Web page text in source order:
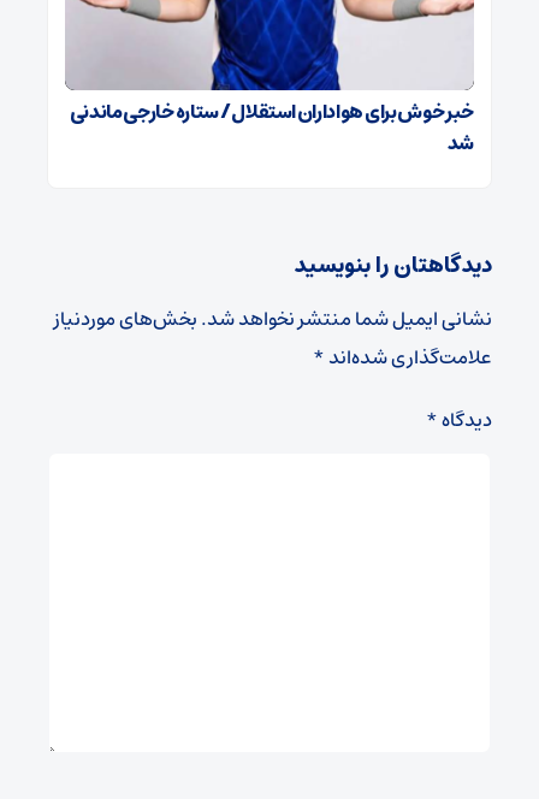
خبر خوش برای هواداران استقلال / ستاره خارجی ماندنی
شد
دیدگاهتان را بنویسید
نشانی ایمیل شما منتشر نخواهد شد.بخش‌های موردنیاز
علامت‌گذاری شده‌اند*
دیدگاه*